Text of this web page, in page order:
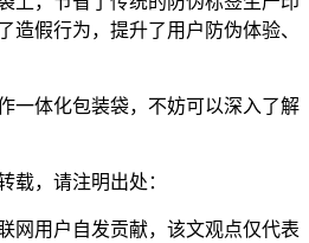
造假行为，提升了用户防伪体验、
体化包装袋，不妨可以深入了解
载，请注明出处：
网用户自发贡献，该文观点仅代表